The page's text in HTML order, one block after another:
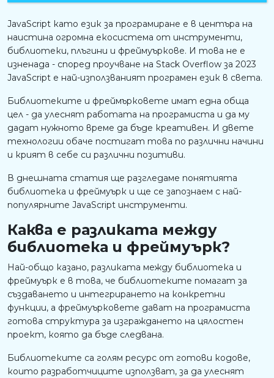
JavaScript като език за програмиране е в центъра на
наистина огромна екосистема от инструменти,
библиотеки, плъгини и фреймуъркове. И това не е
изненада - според проучване на Stack Overflow за 2023
JavaScript е най-използваният програмен език в света.
Библиотеките и фреймърковете имат една обща
цел - да улеснят работата на програмиста и да му
дадат нужното време да бъде креативен. И двете
технологии обаче постигат това по различни начини
и крият в себе си различни позитиви.
В днешната статия ще разгледаме понятията
библиотека и фреймуърк и ще се запознаем с най-
популярните JavaScript инструменти.
Каква е разликата между
библиотека и фреймуърк?
Най-общо казано, разликата между библиотека и
фреймуърк е в това, че библиотеките помагат за
създаването и интегрирането на конкретни
функции, а фреймуърковете дават на програмиста
готова структура за изграждането на цялостен
проект, която да бъде следвана.
Библиотеките са голям ресурс от готови кодове,
които разработчиците използват, за да улеснят